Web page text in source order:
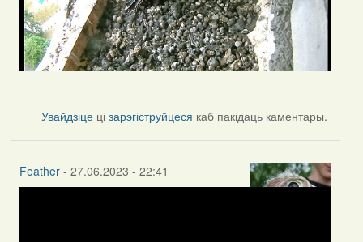
Увайдзіце цізарэгіструйцеся каб пакідаць каментары.
Feather- 27.06.2023 - 22:41